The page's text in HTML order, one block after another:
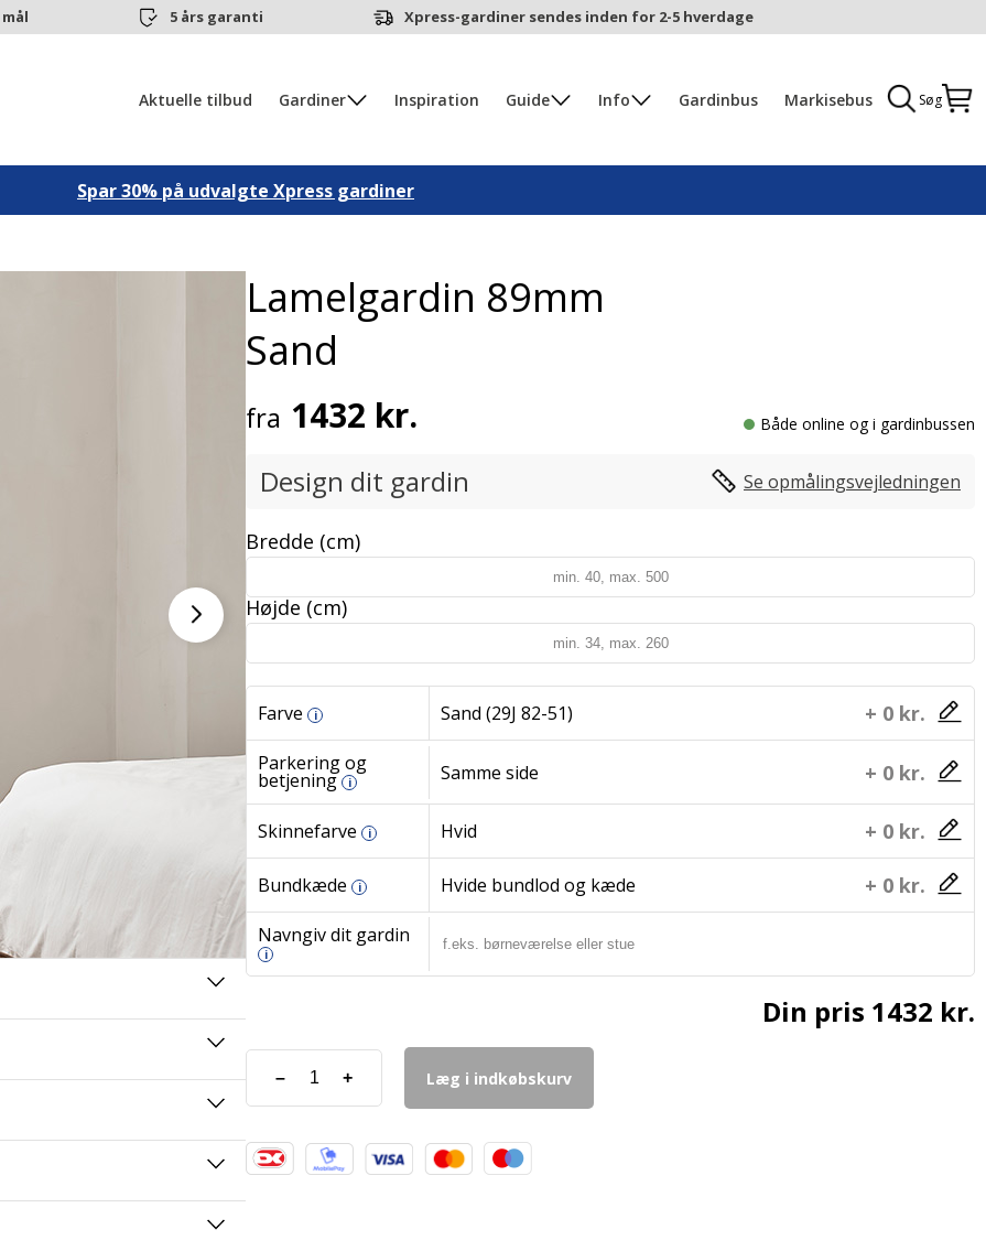
5 års garanti Xpress-gardiner sendes inden for 2-5 hverdage
Søg
Aktuelle tilbud Gardiner Inspiration Guide Info Gardinbus Markisebus
Spar 30% på udvalgte Xpress gardiner
Lamelgardin 89mm
Sand
fra 1432 kr. Både online og i gardinbussen
Design dit gardin Se opmålingsvejledningen
Bredde (cm)
Højde (cm)
Farve i Sand (29J 82-51) + 0 kr.
Parkering og
betjening i Samme side + 0 kr.
Skinnefarve i Hvid + 0 kr.
Bundkæde i Hvide bundlod og kæde + 0 kr.
Navngiv dit gardin
i
Din pris 1432 kr.
– + Læg i indkøbskurv